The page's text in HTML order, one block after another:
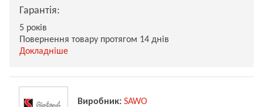
Гарантія:
5 років
Повернення товару протягом 14 днів
Докладніше
Виробник: SAWO